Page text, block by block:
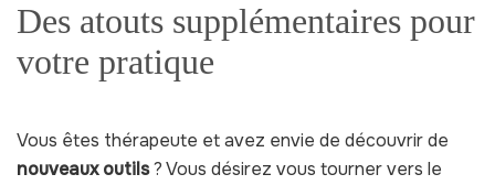
Des atouts supplémentaires pour
votre pratique
Vous êtes thérapeute et avez envie de découvrir de
nouveaux outils? Vous désirez vous tourner vers le